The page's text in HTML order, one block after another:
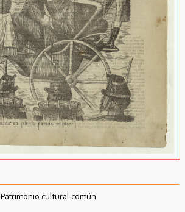
Patrimonio cultural común